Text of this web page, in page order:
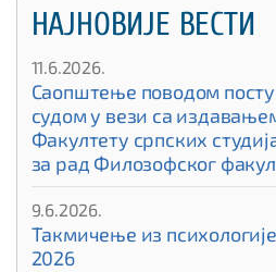
НАЈНОВИЈЕ ВЕСТИ
11.6.2026.
Саопштење поводом
судом у вези са
Факултету српских
за рад Филозофског
9.6.2026.
Такмичење из
2026